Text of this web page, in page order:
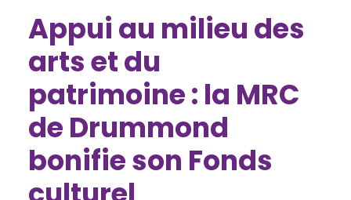
Appui au milieu des
arts et du
patrimoine : la MRC
de Drummond
bonifie son Fonds